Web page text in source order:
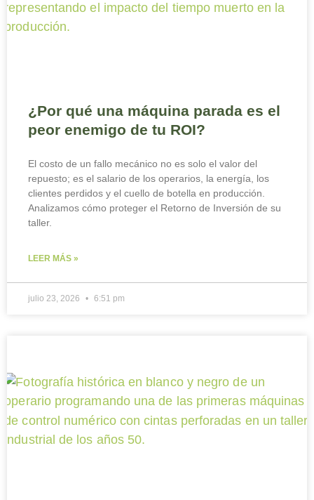
¿Por qué una máquina parada es el
peor enemigo de tu ROI?
El costo de un fallo mecánico no es solo el valor del
repuesto; es el salario de los operarios, la energía, los
clientes perdidos y el cuello de botella en producción.
Analizamos cómo proteger el Retorno de Inversión de su
taller.
LEER MÁS »
julio 23, 2026 6:51 pm